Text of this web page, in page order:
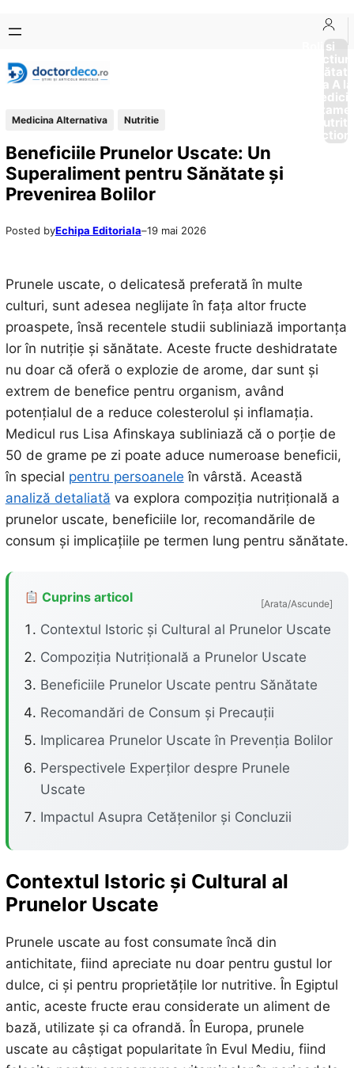
conținut
content
Boli si
Afectiuni
Sănătate
de la A
Medicina Alternativa Nutritie
Beneficiile Prunelor Uscate: Un
Superaliment pentru Sănătate și
Prevenirea Bolilor
Posted byEchipa Editoriala–19 mai 2026
Prunele uscate, o delicatesă preferată în multe
culturi, sunt adesea neglijate în fața altor fructe
proaspete, însă recentele studii subliniază importanța
lor în nutriție și sănătate. Aceste fructe deshidratate
nu doar că oferă o explozie de arome, dar sunt și
extrem de benefice pentru organism, având
potențialul de a reduce colesterolul și inflamația.
Medicul rus Lisa Afinskaya subliniază că o porție de
50 de grame pe zi poate aduce numeroase beneficii,
în special pentru persoanele în vârstă. Această
analiză detaliată va explora compoziția nutrițională a
prunelor uscate, beneficiile lor, recomandările de
consum și implicațiile pe termen lung pentru sănătate.
Cuprins articol [Arata/Ascunde]
Contextul Istoric și Cultural al Prunelor Uscate
Compoziția Nutrițională a Prunelor Uscate
Beneficiile Prunelor Uscate pentru Sănătate
Recomandări de Consum și Precauții
Implicarea Prunelor Uscate în Prevenția Bolilor
Perspectivele Experților despre Prunele
Uscate
Impactul Asupra Cetățenilor și Concluzii
Contextul Istoric și Cultural al
Prunelor Uscate
Prunele uscate au fost consumate încă din
antichitate, fiind apreciate nu doar pentru gustul lor
dulce, ci și pentru proprietățile lor nutritive. În Egiptul
antic, aceste fructe erau considerate un aliment de
bază, utilizate și ca ofrandă. În Europa, prunele
uscate au câștigat popularitate în Evul Mediu, fiind